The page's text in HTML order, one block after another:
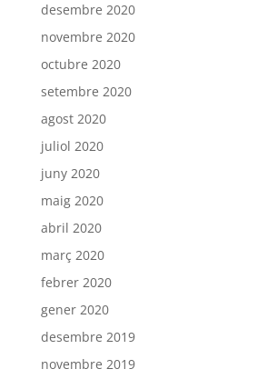
desembre 2020
novembre 2020
octubre 2020
setembre 2020
agost 2020
juliol 2020
juny 2020
maig 2020
abril 2020
març 2020
febrer 2020
gener 2020
desembre 2019
novembre 2019